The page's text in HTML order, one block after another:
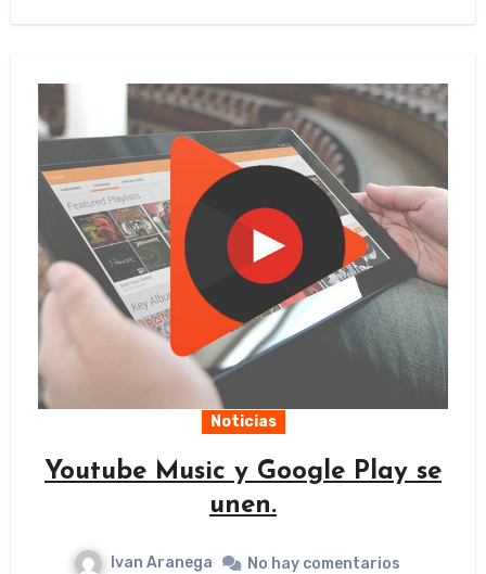
Noticias
Youtube Music y Google Play se
unen.
Ivan Aranega No hay comentarios